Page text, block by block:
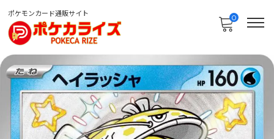
ポケモンカード通販サイト 0